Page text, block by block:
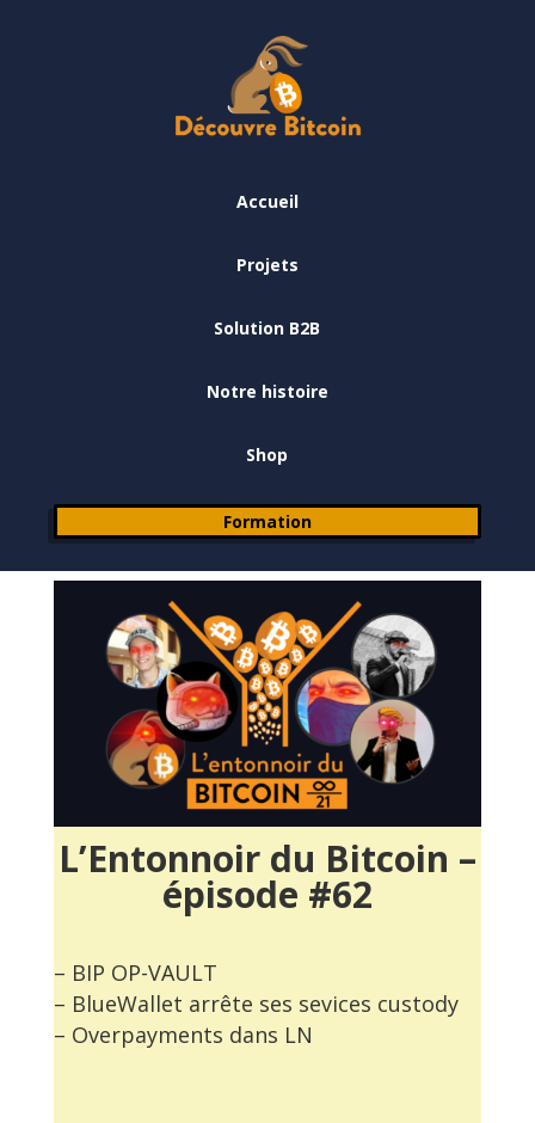
Accueil
Projets
Solution B2B
Notre histoire
Shop
Formation
L’Entonnoir du Bitcoin –
épisode #62
– BIP OP-VAULT
– BlueWallet arrête ses sevices custody
– Overpayments dans LN